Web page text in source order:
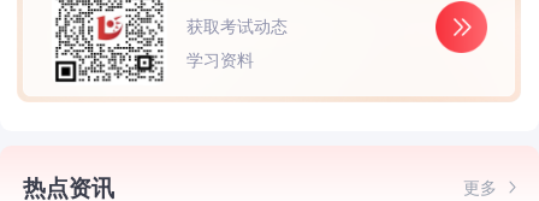
获取考试动态
学习资料
热点资讯 更多